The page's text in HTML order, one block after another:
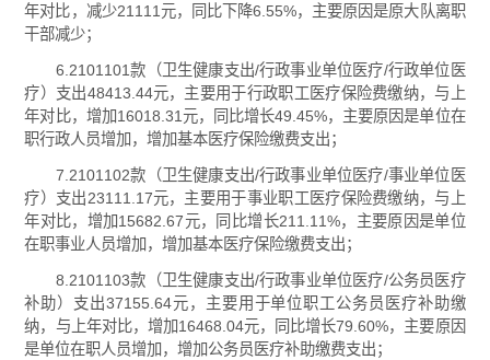
年对比，减少21111元，同比下降6.55%，主要原因是原大队离职
干部减少；
6.2101101款（卫生健康支出/行政事业单位医疗/行政单位医
疗）支出48413.44元，主要用于行政职工医疗保险费缴纳，与上
年对比，增加16018.31元，同比增长49.45%，主要原因是单位在
职行政人员增加，增加基本医疗保险缴费支出；
7.2101102款（卫生健康支出/行政事业单位医疗/事业单位医
疗）支出23111.17元，主要用于事业职工医疗保险费缴纳，与上
年对比，增加15682.67元，同比增长211.11%，主要原因是单位
在职事业人员增加，增加基本医疗保险缴费支出；
8.2101103款（卫生健康支出/行政事业单位医疗/公务员医疗
补助）支出37155.64元，主要用于单位职工公务员医疗补助缴
纳，与上年对比，增加16468.04元，同比增长79.60%，主要原因
是单位在职人员增加，增加公务员医疗补助缴费支出；